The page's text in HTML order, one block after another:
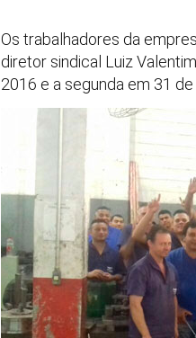
Os trabalhadores da
diretor sindical Luiz
2016 e a segunda em 31